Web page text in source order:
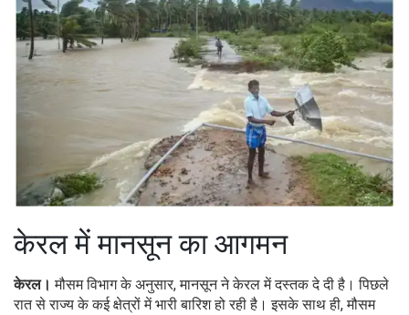
केरल में मानसून का आगमन
केरल। मौसम विभाग के अनुसार, मानसून ने केरल में दस्तक दे दी है। पिछले
रात से राज्य के कई क्षेत्रों में भारी बारिश हो रही है। इसके साथ ही, मौसम